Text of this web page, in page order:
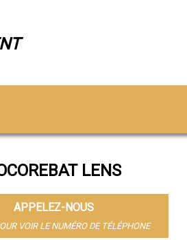
LENS
APPELEZ-NOUS
VOIR LE NUMÉRO DE TÉLÉPHONE